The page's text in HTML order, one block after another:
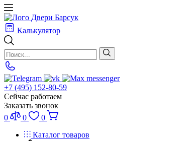
Калькулятор
+7 (495) 152-80-59
Сейчас работаем
Заказать звонок
0
0
0
Каталог товаров